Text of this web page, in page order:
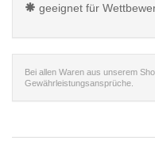
geeignet für
Bei allen Waren aus unserem
Gewährleistungsansprüche.